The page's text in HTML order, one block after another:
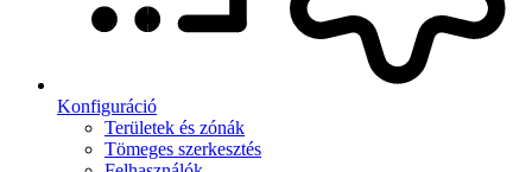
Konfiguráció
Területek és zónák
Tömeges szerkesztés